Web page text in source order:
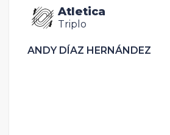
Atletica
Triplo
ANDY DÍAZ HERNÁNDEZ